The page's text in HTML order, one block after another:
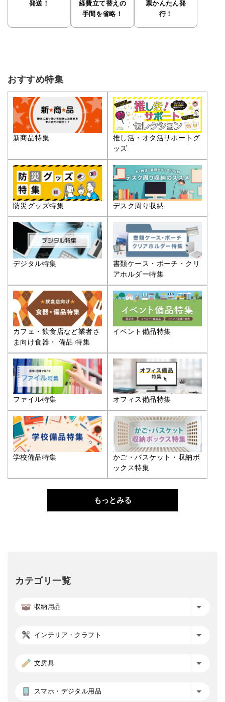
発送！
経費立て替えの
手間を省略！
票かんたん発
行！
おすすめ特集
新商品特集
推し活・オタ活サポートグ
ッズ
防災グッズ特集 デスク周り収納
デジタル特集
書類ケース・ポーチ・クリ
アホルダー特集
カフェ・飲食店など業者さ
ま向け食器・ 備品 特集
イベント備品特集
ファイル特集 オフィス備品特集
学校備品特集
かご・バスケット・収納ボ
ックス特集
もっとみる
カテゴリ一覧
収納用品
インテリア・クラフト
文房具
スマホ・デジタル用品